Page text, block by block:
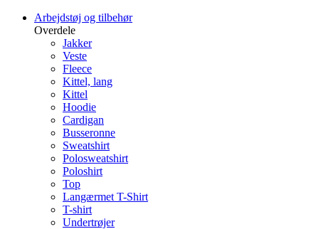
Arbejdstøj og tilbehør
Overdele
Jakker
Veste
Fleece
Kittel, lang
Kittel
Hoodie
Cardigan
Busseronne
Sweatshirt
Polosweatshirt
Poloshirt
Top
Langærmet T-Shirt
T-shirt
Undertrøjer